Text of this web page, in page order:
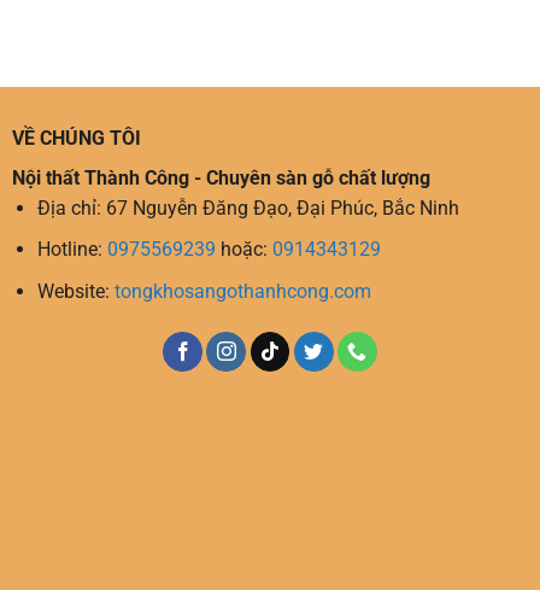
VỀ CHÚNG TÔI
Nội thất Thành Công - Chuyên sàn gỗ chất lượng
Địa chỉ: 67 Nguyễn Đăng Đạo, Đại Phúc, Bắc Ninh
Hotline: 0975569239 hoặc: 0914343129
Website: tongkhosangothanhcong.com